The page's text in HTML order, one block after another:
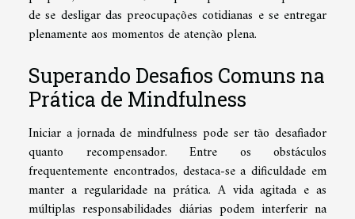
de se desligar das preocupações cotidianas e se entregar
plenamente aos momentos de atenção plena.
Superando Desafios Comuns na
Prática de Mindfulness
Iniciar a jornada de mindfulness pode ser tão desafiador
quanto recompensador. Entre os obstáculos
frequentemente encontrados, destaca-se a dificuldade em
manter a regularidade na prática. A vida agitada e as
múltiplas responsabilidades diárias podem interferir na